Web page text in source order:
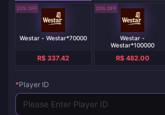
20% OFF
Westar - Westar*70000
R$ 337.42
20% OFF
Westar -
Westar*100000
R$ 482.00
*Player ID